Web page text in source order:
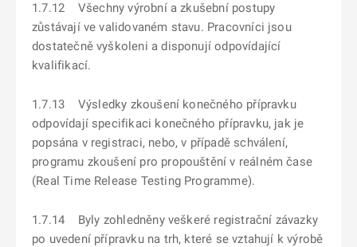
1.7.12 Všechny výrobní a zkušební postupy
zůstávají ve validovaném stavu. Pracovníci jsou
dostatečně vyškoleni a disponují odpovídající
kvalifikací.
1.7.13 Výsledky zkoušení konečného přípravku
odpovídají specifikaci konečného přípravku, jak je
popsána v registraci, nebo, v případě schválení,
programu zkoušení pro propouštění v reálném čase
(Real Time Release Testing Programme).
1.7.14 Byly zohledněny veškeré registrační závazky
po uvedení přípravku na trh, které se vztahují k výrobě